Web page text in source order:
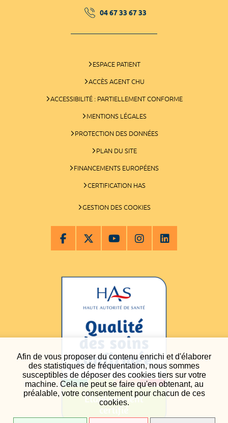
Afin de vous proposer du contenu enrichi et d'élaborer
des statistiques de fréquentation, nous sommes
susceptibles de déposer des cookies tiers sur votre
machine. Cela ne peut se faire qu'en obtenant, au
préalable, votre consentement pour chacun de ces
cookies.
04 67 33 67 33
ESPACE PATIENT
ACCÈS AGENT CHU
ACCESSIBILITÉ : PARTIELLEMENT CONFORME
MENTIONS LÉGALES
PROTECTION DES DONNÉES
PLAN DU SITE
FINANCEMENTS EUROPÉENS
CERTIFICATION HAS
GESTION DES COOKIES